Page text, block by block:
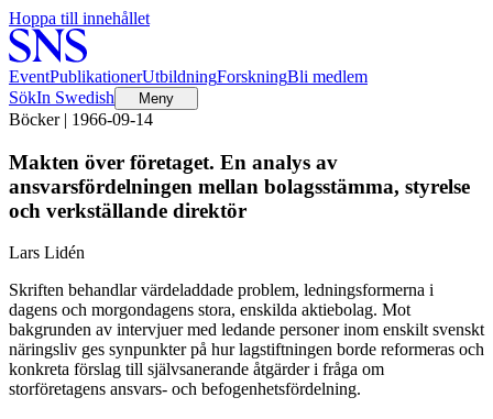
Hoppa till innehållet
EventPublikationerUtbildningForskningBli medlem
SökIn Swedish Meny
Böcker | 1966-09-14
Makten över företaget. En analys av
ansvarsfördelningen mellan bolagsstämma, styrelse
och verkställande direktör
Lars Lidén
Skriften behandlar värdeladdade problem, ledningsformerna i
dagens och morgondagens stora, enskilda aktiebolag. Mot
bakgrunden av intervjuer med ledande personer inom enskilt svenskt
näringsliv ges synpunkter på hur lagstiftningen borde reformeras och
konkreta förslag till självsanerande åtgärder i fråga om
storföretagens ansvars- och befogenhetsfördelning.